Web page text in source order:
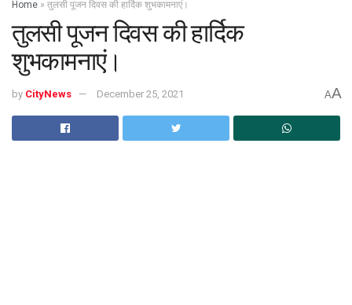
Home » तुलसी पूजन दिवस की हार्दिक शुभकामनाएं।
तुलसी पूजन दिवस की हार्दिक
शुभकामनाएं।
by CityNews December 25, 2021 AA